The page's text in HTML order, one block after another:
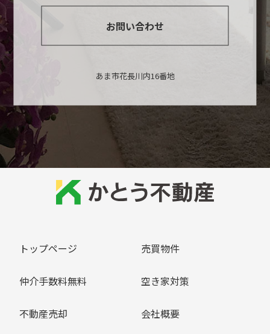
お問い合わせ
あま市花長川内16番地
トップページ 売買物件
仲介手数料無料 空き家対策
不動産売却 会社概要